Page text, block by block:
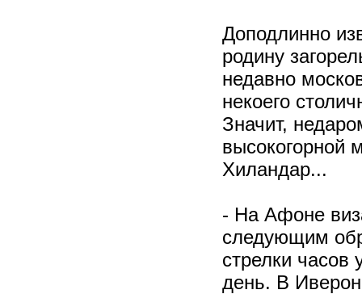
Доподлинно
родину
недавно
некоего
Значит,
высокогорной
Хиландар...
- На Афоне
следующим
стрелки часов
день. В